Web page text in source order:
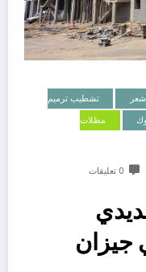
تشطيب ترميم
مظلات
0 تعليقات
جيزان